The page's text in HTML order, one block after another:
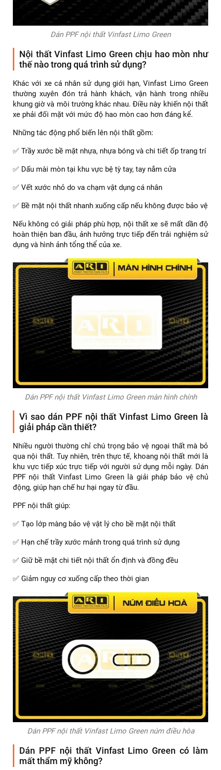
Dán PPF nội thất Vinfast Limo Green
Nội thất Vinfast Limo Green chịu hao mòn như
thế nào trong quá trình sử dụng?
Khác với xe cá nhân sử dụng giới hạn, Vinfast Limo Green
thường xuyên đón trả hành khách, vận hành trong nhiều
khung giờ và môi trường khác nhau. Điều này khiến nội thất
xe phải đối mặt với mức độ hao mòn cao hơn đáng kể.
Những tác động phổ biến lên nội thất gồm:
✅ Trầy xước bề mặt nhựa, nhựa bóng và chi tiết ốp trang trí
✅ Dấu mài mòn tại khu vực bệ tỳ tay, tay nắm cửa
✅ Vết xước nhỏ do va chạm vật dụng cá nhân
✅ Bề mặt nội thất nhanh xuống cấp nếu không được bảo vệ
Nếu không có giải pháp phù hợp, nội thất xe sẽ mất dần độ
hoàn thiện ban đầu, ảnh hưởng trực tiếp đến trải nghiệm sử
dụng và hình ảnh tổng thể của xe.
Dán PPF nội thất Vinfast Limo Green màn hình chính
Vì sao dán PPF nội thất Vinfast Limo Green là
giải pháp cần thiết?
Nhiều người thường chỉ chú trọng bảo vệ ngoại thất mà bỏ
qua nội thất. Tuy nhiên, trên thực tế, khoang nội thất mới là
khu vực tiếp xúc trực tiếp với người sử dụng mỗi ngày. Dán
PPF nội thất Vinfast Limo Green là giải pháp bảo vệ chủ
động, giúp hạn chế hư hại ngay từ đầu.
PPF nội thất giúp:
✅ Tạo lớp màng bảo vệ vật lý cho bề mặt nội thất
✅ Hạn chế trầy xước mảnh trong quá trình sử dụng
✅ Giữ bề mặt chi tiết nội thất ổn định và đồng đều
✅ Giảm nguy cơ xuống cấp theo thời gian
Dán PPF nội thất Vinfast Limo Green núm điều hòa
Dán PPF nội thất Vinfast Limo Green có làm
mất thẩm mỹ không?